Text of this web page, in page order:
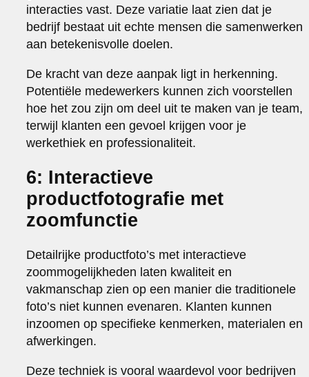
interacties vast. Deze variatie laat zien dat je
bedrijf bestaat uit echte mensen die samenwerken
aan betekenisvolle doelen.
De kracht van deze aanpak ligt in herkenning.
Potentiële medewerkers kunnen zich voorstellen
hoe het zou zijn om deel uit te maken van je team,
terwijl klanten een gevoel krijgen voor je
werkethiek en professionaliteit.
6: Interactieve
productfotografie met
zoomfunctie
Detailrijke productfoto’s met interactieve
zoommogelijkheden laten kwaliteit en
vakmanschap zien op een manier die traditionele
foto’s niet kunnen evenaren. Klanten kunnen
inzoomen op specifieke kenmerken, materialen en
afwerkingen.
Deze techniek is vooral waardevol voor bedrijven